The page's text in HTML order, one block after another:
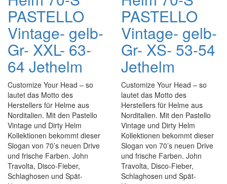
PASTELLO
Vintage- gelb-
Gr- XXL- 63-
64 Jethelm
Customize Your Head – so
lautet das Motto des
Herstellers für Helme aus
Norditalien. Mit den Pastello
Vintage und Dirty Helm
Kollektionen bekommt dieser
Slogan von 70’s neuen Drive
und frische Farben. John
Travolta, Disco-Fieber,
Schlaghosen und Spät-
PASTELLO
Vintage- gelb-
Gr- XS- 53-54
Jethelm
Customize Your Head – so
lautet das Motto des
Herstellers für Helme aus
Norditalien. Mit den Pastello
Vintage und Dirty Helm
Kollektionen bekommt dieser
Slogan von 70’s neuen Drive
und frische Farben. John
Travolta, Disco-Fieber,
Schlaghosen und Spät-